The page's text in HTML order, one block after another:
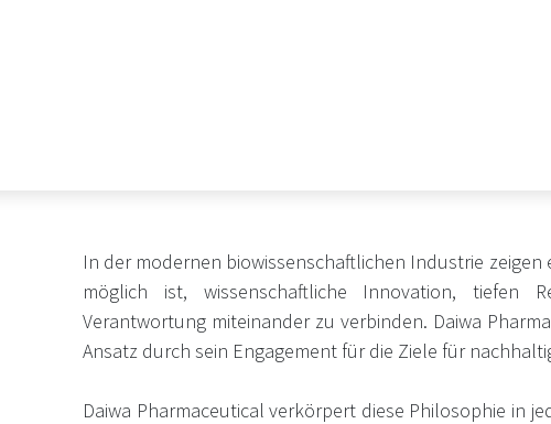
In der modernen biowissenschaftlichen Industrie zeigen
möglich ist, wissenschaftliche Innovation,
Verantwortung miteinander zu verbinden. Daiwa
Ansatz durch sein Engagement für die Ziele für
Daiwa Pharmaceutical verkörpert diese Philosophie in